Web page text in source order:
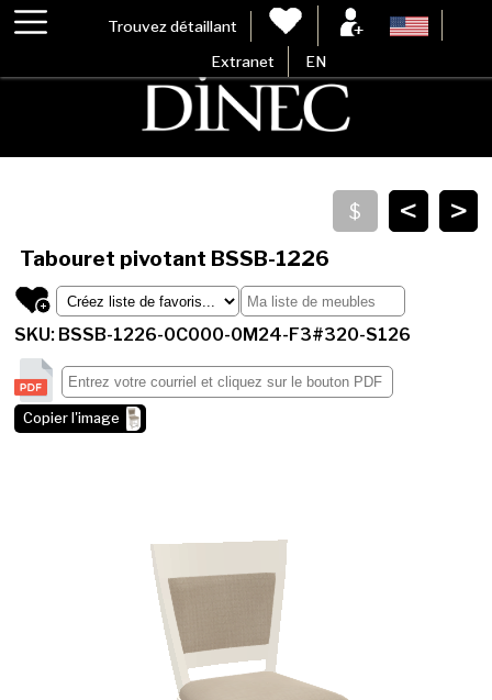
Trouvez détaillant
Extranet EN
>
<
Tabouret pivotant BSSB-1226
SKU: BSSB-1226-0C000-0M24-F3#320-S126
Copier l'image